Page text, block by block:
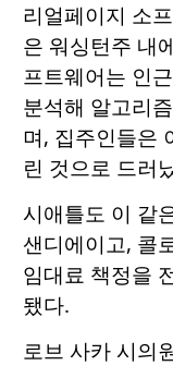
리얼페이지 소
은 워싱턴주 내
프트웨어는 인
분석해 알고리
며, 집주인들은
린 것으로 드러
시애틀도 이 같
샌디에이고, 콜
임대료 책정을
됐다.
로브 사카 시의